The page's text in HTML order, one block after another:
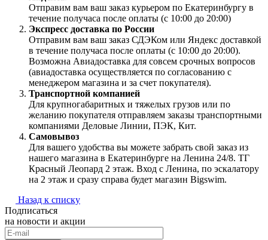
Отправим вам ваш заказ курьером по Екатеринбургу в
течение получаса после оплаты (с 10:00 до 20:00)
Экспресс доставка по России
Отправим вам ваш заказ СДЭКом или Яндекс доставкой
в течение получаса после оплаты (с 10:00 до 20:00).
Возможна Авиадоставка для совсем срочных вопросов
(авиадоставка осуществляется по согласованию с
менеджером магазина и за счет покупателя).
Транспортной компанией
Для крупногабаритных и тяжелых грузов или по
желанию покупателя отправляем заказы транспортными
компаниями Деловые Линии, ПЭК, Кит.
Самовывоз
Для вашего удобства вы можете забрать свой заказ из
нашего магазина в Екатеринбурге на Ленина 24/8. ТГ
Красный Леопард 2 этаж. Вход с Ленина, по эскалатору
на 2 этаж и сразу справа будет магазин Bigswim.
Назад к списку
Подписаться
на новости и акции